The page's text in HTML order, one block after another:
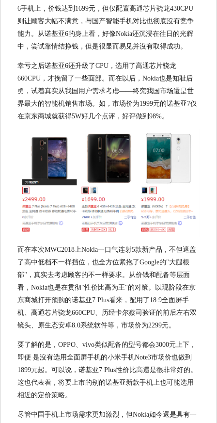
6手机上，价钱达到1699元，但仅配置高通芯片骁龙430CPU
则让顾客大幅不满意，与国产智能手机对比也彻底沒有竞争
能力。从诺基亚6的身上看，好像Nokia还沉浸在往日的光辉
中，尝试靠情结挣钱，但是很显而易见并沒有取得成功。
幸亏之后诺基亚6还升級了CPU，选用了高通芯片骁龙
660CPU，才挽留了一些面部。而在以后，Nokia也是知耻后
勇，试着真实从我国用户需求考虑——终究我国市场還是世
界最大的智能机销售市场。如，市场价为1999元的诺基亚7仅
在京东商城就获得5W好几个点评，好评做到98%。
而在本次MWC2018上Nokia一口气连射5款新产品，不但遮盖
了高中低档不一样挡位，也全方位紧抱了Google的"大腿根
部"，真实去考虑顾客的不一样要求。从价钱和配备等层面
看，Nokia也是在贯彻"性价比高为王"的对策。以现阶段在京
东商城打开预购的诺基亚7 Plus看来，配用了18:9全面屏手
机、高通芯片骁龙660CPU、历经卡尔蔡司验证的前后左右双
镜头、原生态安卓8.0系统软件等，市场价为2299元。
要了解的是，OPPO、vivo类似配备的型号都会3000元上下，
即便 是沒有选用全面屏手机的小米手机Note3市场价也做到
1899元起。可以说，诺基亚7 Plus性价比高還是很非常好的。
这也代表着，将要上市的别的诺基亚新款手机上也可能选用
相近的定价策略。
尽管中国手机上市场需求更加激烈，但Nokia如今還是具有一